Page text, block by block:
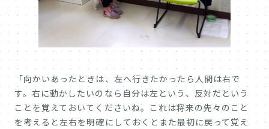
「向かいあったときは、左へ行きたかったら人間は右で
す。右に動かしたいのなら自分は左という、反対だという
ことを覚えておいてくださいね。これは将来の先々のこと
を考えると左右を明確にしておくとまた最初に戻って覚え